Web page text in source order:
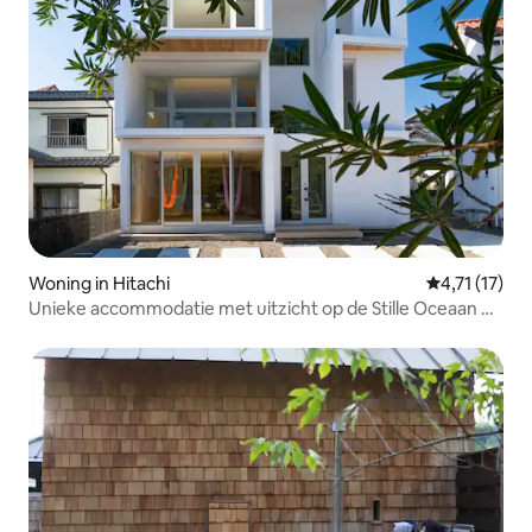
Woning in Hitachi Gemiddelde
4,71 (17)
Unieke accommodatie met uitzicht op de Stille Oceaan en